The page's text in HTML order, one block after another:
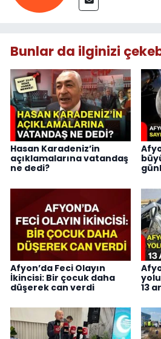
Bunlar da ilginizi
Hasan Karadeniz’in
açıklamalarına vatandaş
ne dedi?
Afyon’da Feci Olayın
İkincisi: Bir çocuk daha
düşerek can verdi
13